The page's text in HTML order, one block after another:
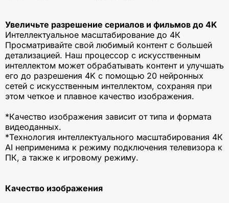
Увеличьте разрешение сериалов и фильмов до 4K
Интеллектуальное масштабирование до 4К
Просматривайте свой любимый контент с большей
детализацией. Наш процессор с искусственным
интеллектом может обрабатывать контент и улучшать
его до разрешения 4K с помощью 20 нейронных
сетей с искусственным интеллектом, сохраняя при
этом четкое и плавное качество изображения.
*Качество изображения зависит от типа и формата
видеоданных.
*Технология интеллектуального масштабирования 4К
AI неприменима к режиму подключения телевизора к
ПК, а также к игровому режиму.
Качество изображения